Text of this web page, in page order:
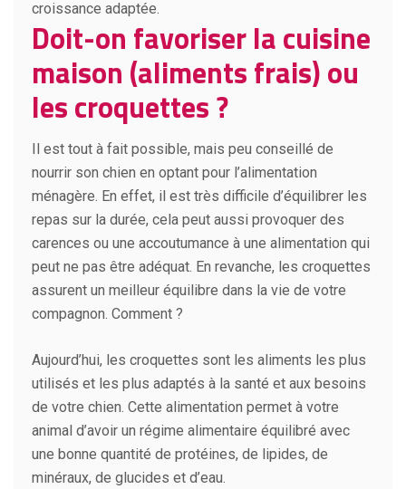
croissance adaptée.
Doit-on favoriser la cuisine
maison (aliments frais) ou
les croquettes ?
Il est tout à fait possible, mais peu conseillé de
nourrir son chien en optant pour l’alimentation
ménagère. En effet, il est très difficile d’équilibrer les
repas sur la durée, cela peut aussi provoquer des
carences ou une accoutumance à une alimentation qui
peut ne pas être adéquat. En revanche, les croquettes
assurent un meilleur équilibre dans la vie de votre
compagnon. Comment ?
Aujourd’hui, les croquettes sont les aliments les plus
utilisés et les plus adaptés à la santé et aux besoins
de votre chien. Cette alimentation permet à votre
animal d’avoir un régime alimentaire équilibré avec
une bonne quantité de protéines, de lipides, de
minéraux, de glucides et d’eau.